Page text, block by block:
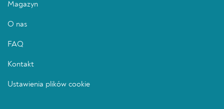
Magazyn
O nas
FAQ
Kontakt
Ustawienia plików cookie